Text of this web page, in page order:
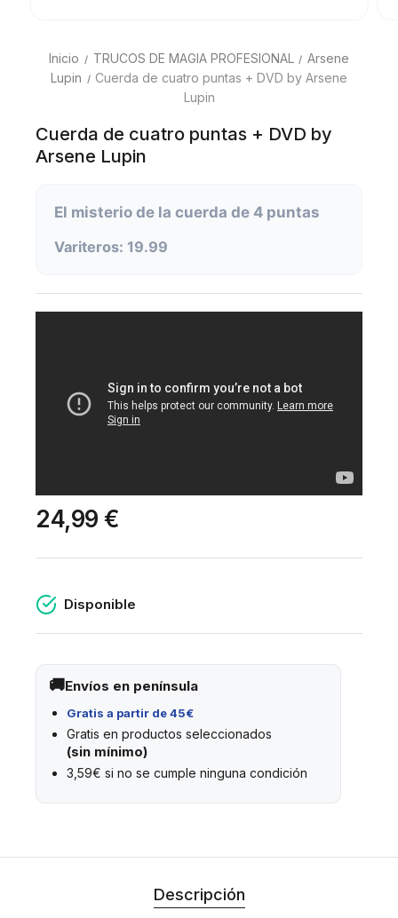
Inicio TRUCOS DE MAGIA PROFESIONAL
Arsene
Lupin
Cuerda de cuatro puntas + DVD by Arsene
Lupin
Cuerda de cuatro puntas + DVD by
Arsene Lupin
El misterio de la cuerda de 4 puntas
Variteros: 19.99
24,99 €
Disponible
Envíos en península
Gratis a partir de 45€
Gratis en productos seleccionados
(sin mínimo)
3,59€ si no se cumple ninguna condición
Descripción